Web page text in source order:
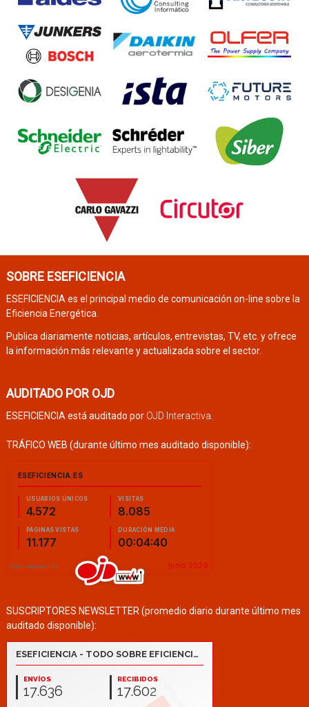
SOBRE ESEFICIENCIA
ESEFICIENCIA es el principal medio de comunicación on-line sobre la
Eficiencia Energética.
Publica diariamente noticias, artículos, entrevistas, TV, etc. y ofrece
la información más relevante y actualizada sobre el sector.
AUDITADO POR OJD
ESEFICIENCIA está auditado por OJD Interactiva
TRÁFICO WEB (durante último mes auditado disponible):
SUSCRIPTORES NEWSLETTER (promedio diario durante último mes
auditado disponible):